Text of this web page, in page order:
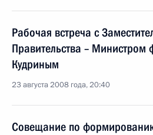
Рабочая встреча с
Правительства – Министром
Кудриным
23 августа 2008 года, 20:40
Совещание по